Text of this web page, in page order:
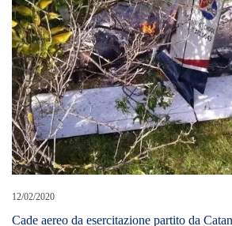
giovane allievo